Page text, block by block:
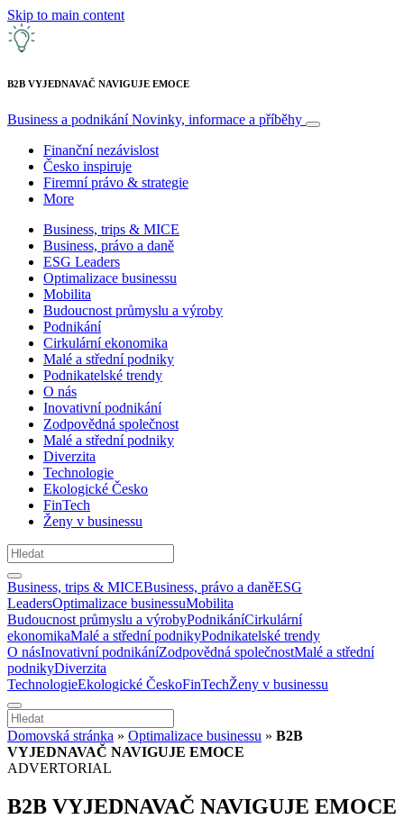
Skip to main content
B2B VYJEDNAVAČ NAVIGUJE EMOCE
Business a podnikáníNovinky, informace a příběhy
Finanční nezávislost
Česko inspiruje
Firemní právo & strategie
More
Business, trips & MICE
Business, právo a daně
ESG Leaders
Optimalizace businessu
Mobilita
Budoucnost průmyslu a výroby
Podnikání
Cirkulární ekonomika
Malé a střední podniky
Podnikatelské trendy
O nás
Inovativní podnikání
Zodpovědná společnost
Malé a střední podniky
Diverzita
Technologie
Ekologické Česko
FinTech
Ženy v businessu
Business, trips & MICEBusiness, právo a daněESG
LeadersOptimalizace businessuMobilita
Budoucnost průmyslu a výrobyPodnikáníCirkulární
ekonomikaMalé a střední podnikyPodnikatelské trendy
O násInovativní podnikáníZodpovědná společnostMalé a střední
podnikyDiverzita
TechnologieEkologické ČeskoFinTechŽeny v businessu
Domovská stránka » Optimalizace businessu » B2B
VYJEDNAVAČ NAVIGUJE EMOCE
ADVERTORIAL
B2B VYJEDNAVAČ NAVIGUJE EMOCE